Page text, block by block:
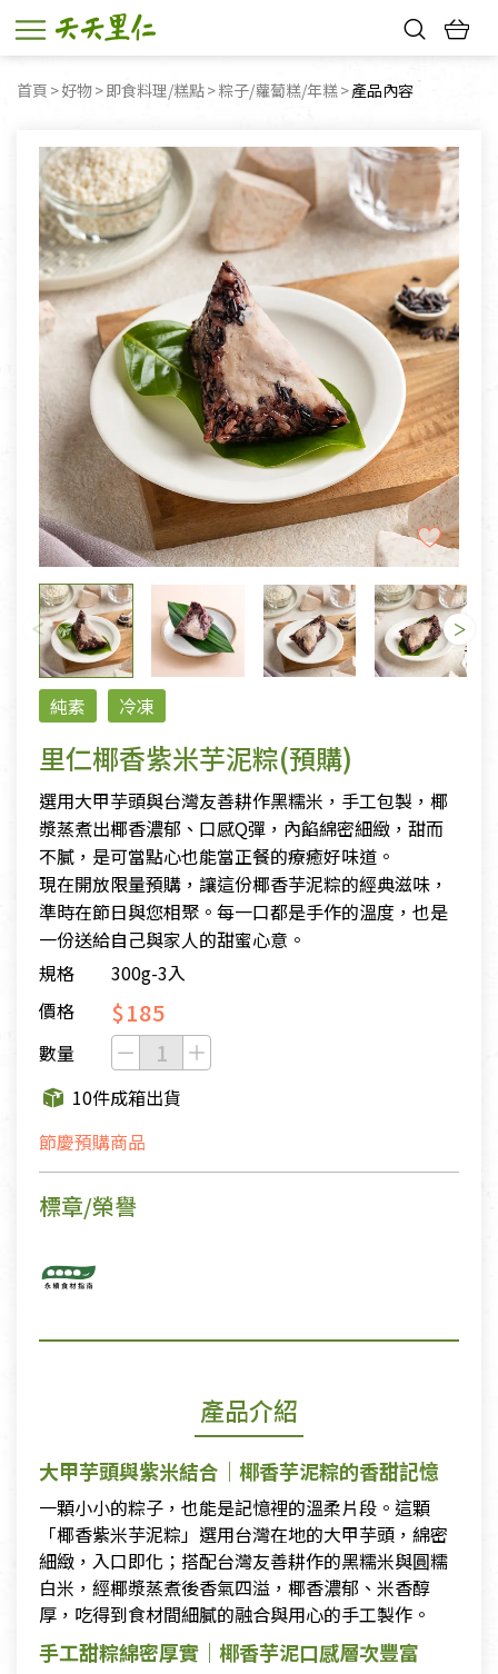
首頁 好物 即食料理/糕點 粽子/蘿蔔糕/年糕 目前頁面：
產品內容
純素 冷凍
里仁椰香紫米芋泥粽(預購)
選用大甲芋頭與台灣友善耕作黑糯米，手工包製，椰
漿蒸煮出椰香濃郁、口感Q彈，內餡綿密細緻，甜而
不膩，是可當點心也能當正餐的療癒好味道。
現在開放限量預購，讓這份椰香芋泥粽的經典滋味，
準時在節日與您相聚。每一口都是手作的溫度，也是
一份送給自己與家人的甜蜜心意。
規格
300g-3入
價格
$185
數量
10件成箱出貨
節慶預購商品
標章/榮譽
產品介紹
大甲芋頭與紫米結合｜椰香芋泥粽的香甜記憶
一顆小小的粽子，也能是記憶裡的溫柔片段。這顆
「椰香紫米芋泥粽」選用台灣在地的大甲芋頭，綿密
細緻，入口即化；搭配台灣友善耕作的黑糯米與圓糯
白米，經椰漿蒸煮後香氣四溢，椰香濃郁、米香醇
厚，吃得到食材間細膩的融合與用心的手工製作。
手工甜粽綿密厚實｜椰香芋泥口感層次豐富